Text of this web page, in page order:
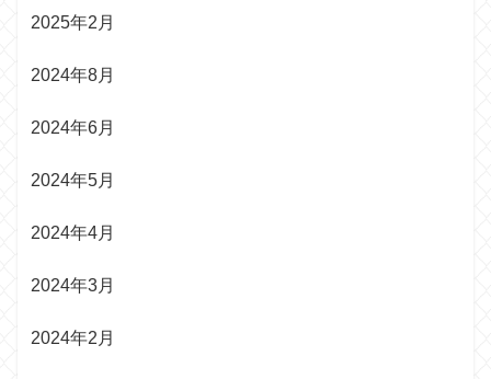
2025年2月
2024年8月
2024年6月
2024年5月
2024年4月
2024年3月
2024年2月